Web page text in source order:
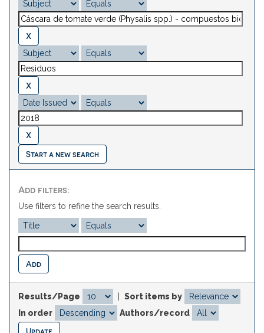
Start a new search
Add filters:
Use filters to refine the search results.
Results/Page
Sort items by
In order
Authors/record